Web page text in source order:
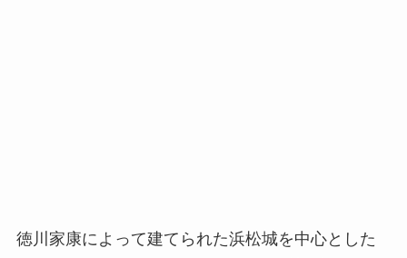
徳川家康によって建てられた浜松城を中心とした